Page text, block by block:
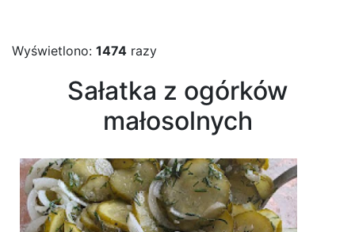
Wyświetlono: 1474 razy
Sałatka z ogórków
małosolnych